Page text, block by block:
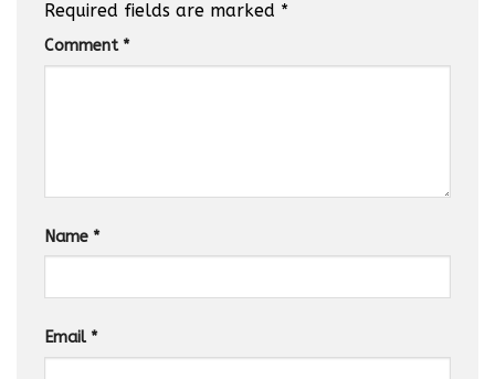
Required fields are marked *
Comment *
Name *
Email *